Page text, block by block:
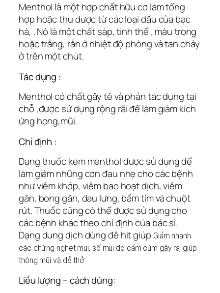
Menthol là một hợp chất hữu cơ làm tổng
hợp hoặc thu được từ các loại dầu của bạc
hà, . Nó là một chất sáp, tinh thể , màu trong
hoặc trắng, rắn ở nhiệt độ phòng và tan chảy
ở trên một chút.
Tác dụng :
Menthol có chất gây tê và phản tác dụng tại
chỗ ,được sử dụng rộng rãi để làm giảm kích
ứng họng,mũi.
Chỉ định :
Dạng thuốc kem menthol được sử dụng để
làm giảm những cơn đau nhẹ cho các bệnh
như viêm khớp, viêm bao hoạt dịch, viêm
gân, bong gân, đau lưng, bầm tím và chuột
rút. Thuốc cũng có thể được sử dụng cho
các bệnh khác theo chỉ định của bác sĩ.
Dạng dung dịch dùng đê hit giúp Giảm nhanh
các chứng nghẹt mũi, sổ mũi do cảm cúm gây ra, giúp
thông mũi và dễ thở.
Liều lượng – cách dùng: